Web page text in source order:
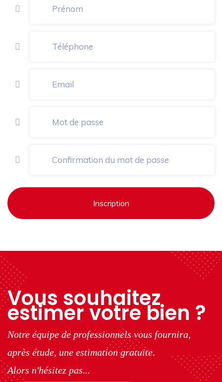
Inscription
Vous souhaitez
estimer votre bien ?
Notre équipe de professionnels vous fournira,
après étude, une estimation gratuite.
Alors n'hésitez pas...